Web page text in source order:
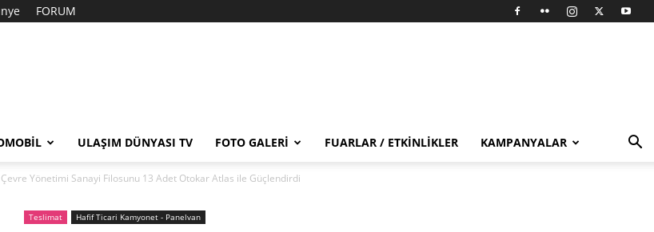
FORUM
ULAŞIM DÜNYASI TV FOTO GALERI FUARLAR / ETKINLIKLER KAMPANYALAR
Yönetimi Sanayi Filosunu 13 Adet Otokar Atlas ile Güçlendirdi
Teslimat Hafif Ticari Kamyonet - Panelvan